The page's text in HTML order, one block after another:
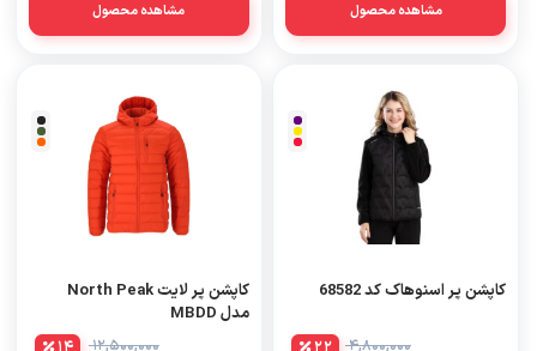
مشاهده محصول مشاهده محصول
کاپشن پر اسنوهاک کد 68582
4,800,000
کاپشن پر لایت North Peak
مدل MBDD
12,500,000